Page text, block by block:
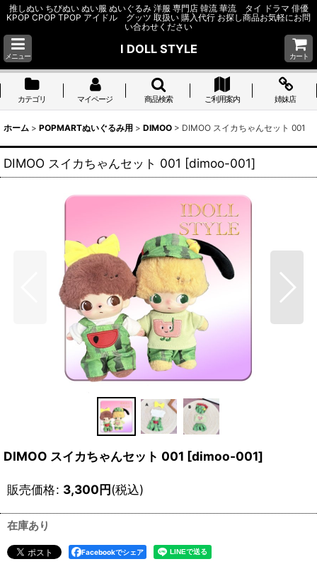
推しぬい ちびぬい ぬい服 ぬいぐるみ 洋服 専門店 韓流 華流 タイ ドラマ 俳優
KPOP CPOP TPOP アイドル グッツ 取扱い 購入代行 お探し商品お気軽にお問
い合わせください
メニュー
I DOLL STYLE
カート
カテゴリ マイページ 商品検索 ご利用案内 姉妹店
ホーム > POPMARTぬいぐるみ用 > DIMOO > DIMOO スイカちゃんセット 001
DIMOO スイカちゃんセット 001 [dimoo-001]
DIMOO スイカちゃんセット 001 [dimoo-001]
販売価格: 3,300円(税込)
在庫あり
Facebookでシェア